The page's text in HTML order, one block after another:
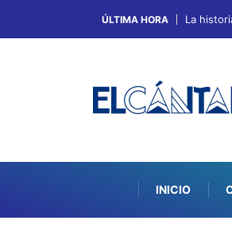
ÚLTIMA HORA La
INICIO